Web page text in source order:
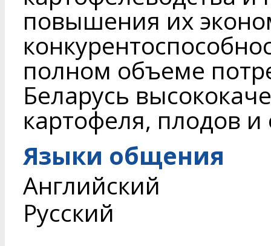
повышения их
полном объеме
Беларусь
картофеля, плодов
Языки общения
Английский
Русский